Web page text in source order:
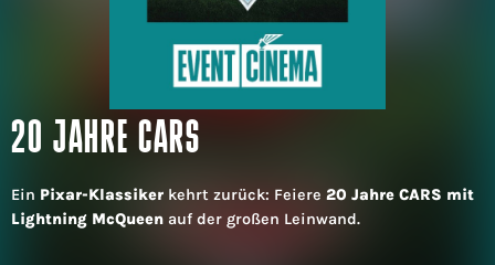
20 JAHRE CARS
Ein Pixar-Klassiker kehrt zurück: Feiere 20 Jahre CARS mit
Lightning McQueen auf der großen Leinwand.